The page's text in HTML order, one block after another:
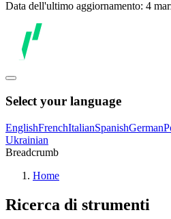
Data dell'ultimo aggiornamento: 4
Select your language
EnglishFrenchItalianSpanishGerman
Ukrainian
Breadcrumb
Home
Ricerca di strumenti